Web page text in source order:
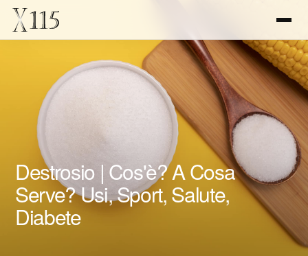
Destrosio | Cos'è? A Cosa
Serve? Usi, Sport, Salute,
Diabete